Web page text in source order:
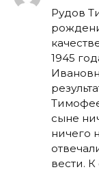
Рудов
1945
сыне
ничего
вести.